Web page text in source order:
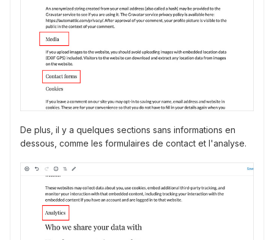
De plus, il y a quelques sections sans informations en
dessous, comme les formulaires de contact et l'analyse.